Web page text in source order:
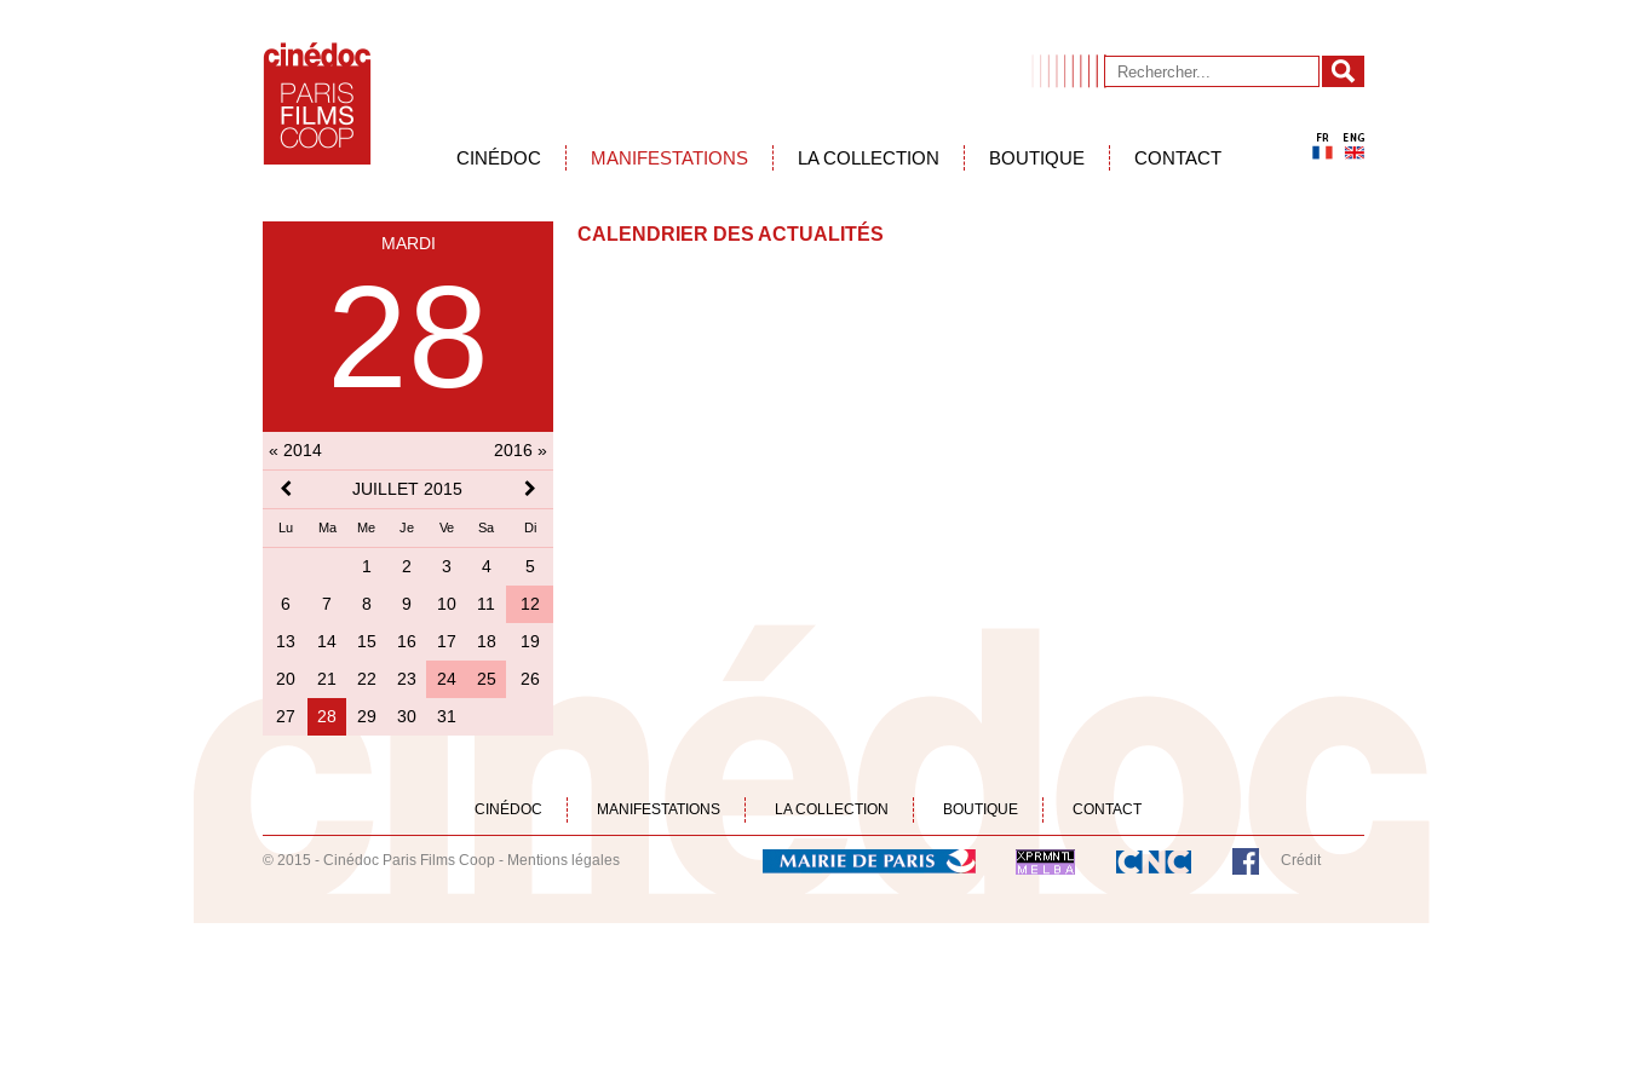
CINÉDOC MANIFESTATIONS LA COLLECTION BOUTIQUE CONTACT
MARDI
28
« 2014
2016 »
JUILLET 2015
Lu Ma Me Je Ve Sa Di
1 2 3 4
5
6
7 8 9 10 11
12
13
14 15 16 17 18
19
20
21 22 23 24 25
26
27
28 29 30 31
CALENDRIER DES ACTUALITÉS
CINÉDOC MANIFESTATIONS LA COLLECTION BOUTIQUE CONTACT
© 2015 - Cinédoc Paris Films Coop - Mentions légales Crédit